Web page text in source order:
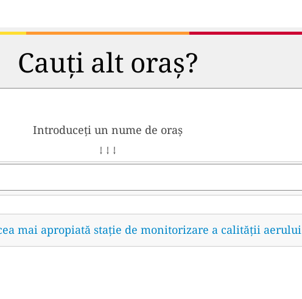
Cauți alt oraș?
Introduceți un nume de oraș
↓ ↓ ↓
mai apropiată stație de monitorizare a calității aerului